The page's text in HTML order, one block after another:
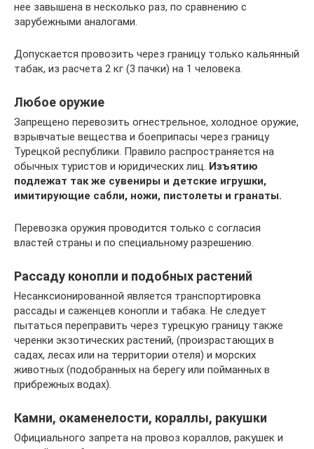
нее завышена в несколько раз, по сравнению с
зарубежными аналогами.
Допускается провозить через границу только кальянный
табак, из расчета 2 кг (3 пачки) на 1 человека.
Любое оружие
Запрещено перевозить огнестрельное, холодное оружие,
взрывчатые вещества и боеприпасы через границу
Турецкой республики. Правило распространяется на
обычных туристов и юридических лиц. Изъятию
подлежат так же сувениры и детские игрушки,
имитирующие сабли, ножи, пистолеты и гранаты.
Перевозка оружия проводится только с согласия
властей страны и по специальному разрешению.
Рассаду конопли и подобных растений
Несанксионированной является транспортировка
рассады и саженцев конопли и табака. Не следует
пытаться переправить через турецкую границу также
черенки экзотических растений, (произрастающих в
садах, лесах или на территории отеля) и морских
животных (подобранных на берегу или пойманных в
прибрежных водах).
Камни, окаменелости, кораллы, ракушки
Официального запрета на провоз кораллов, ракушек и